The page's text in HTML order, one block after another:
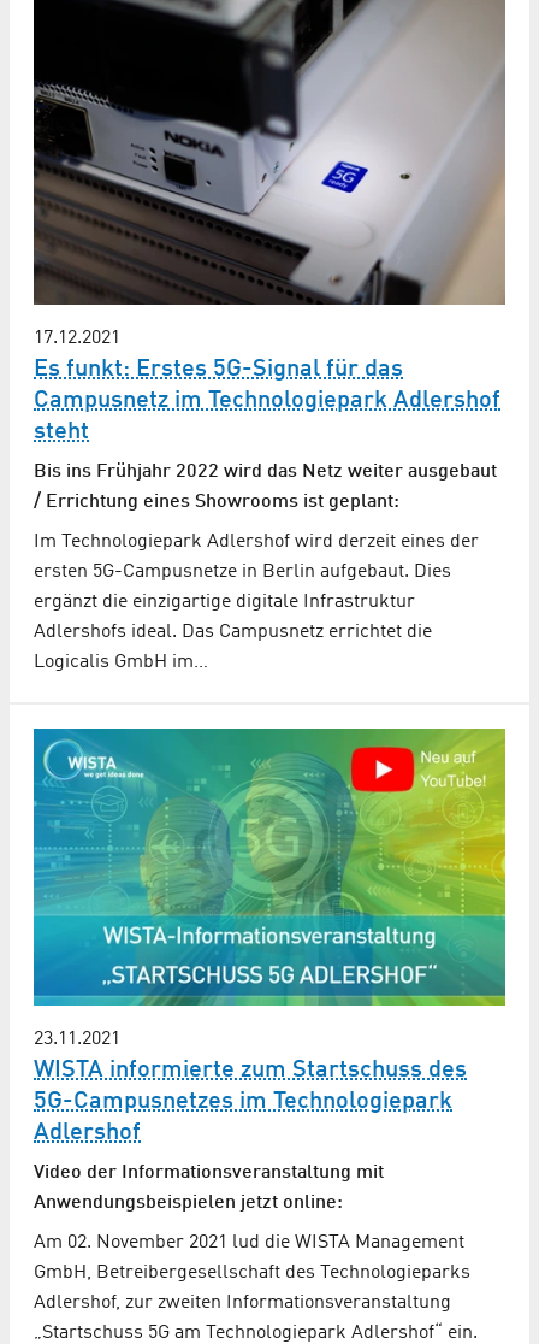
17.12.2021
Es funkt: Erstes 5G-Signal für das
Campusnetz im Technologiepark Adlershof
steht
Bis ins Frühjahr 2022 wird das Netz weiter ausgebaut
/ Errichtung eines Showrooms ist geplant:
Im Technologiepark Adlershof wird derzeit eines der
ersten 5G-Campusnetze in Berlin aufgebaut. Dies
ergänzt die einzigartige digitale Infrastruktur
Adlershofs ideal. Das Campusnetz errichtet die
Logicalis GmbH im…
23.11.2021
WISTA informierte zum Startschuss des
5G-Campusnetzes im Technologiepark
Adlershof
Video der Informationsveranstaltung mit
Anwendungsbeispielen jetzt online:
Am 02. November 2021 lud die WISTA Management
GmbH, Betreibergesellschaft des Technologieparks
Adlershof, zur zweiten Informationsveranstaltung
„Startschuss 5G am Technologiepark Adlershof“ ein.